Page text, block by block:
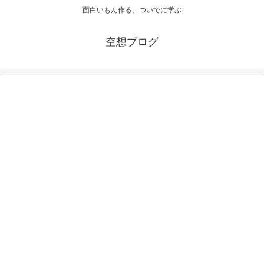
面白いもん作る、ついでに学ぶ
空想ブログ